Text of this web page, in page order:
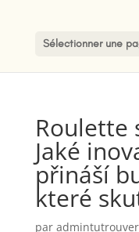
Sélectionner une
Roulette
Jaké
přináší
které
par